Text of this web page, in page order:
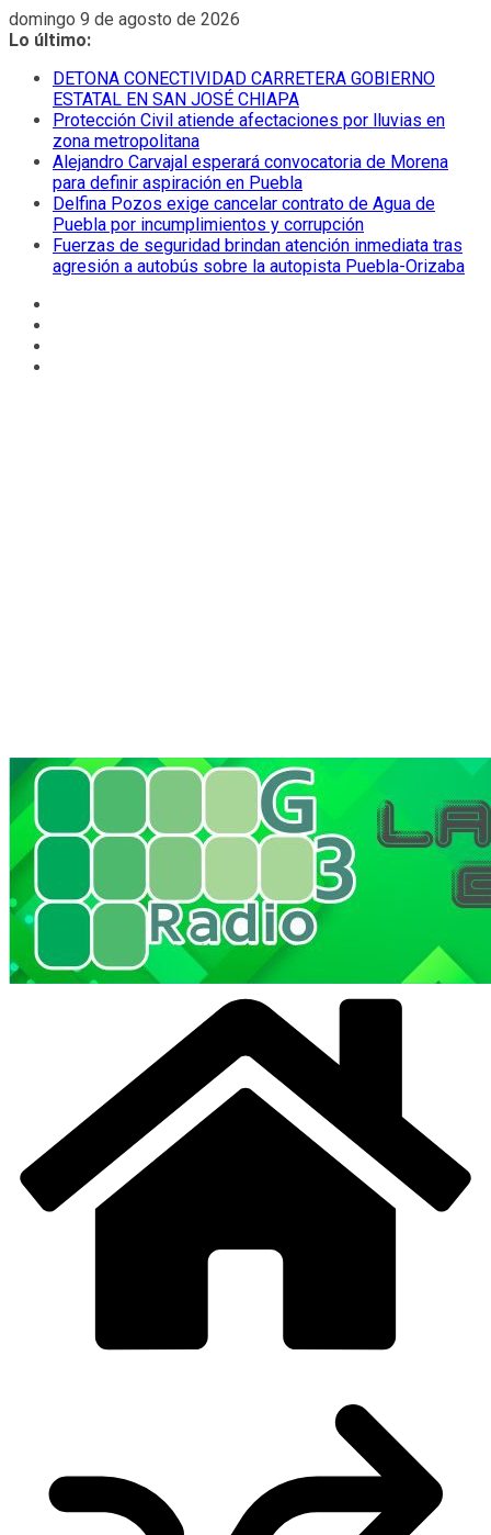
Saltar
al
domingo 9 de agosto de 2026
Lo último:
DETONA CONECTIVIDAD CARRETERA GOBIERNO
ESTATAL EN SAN JOSÉ CHIAPA
Protección Civil atiende afectaciones por lluvias en
zona metropolitana
Alejandro Carvajal esperará convocatoria de Morena
para definir aspiración en Puebla
Delfina Pozos exige cancelar contrato de Agua de
Puebla por incumplimientos y corrupción
Fuerzas de seguridad brindan atención inmediata tras
agresión a autobús sobre la autopista Puebla-Orizaba